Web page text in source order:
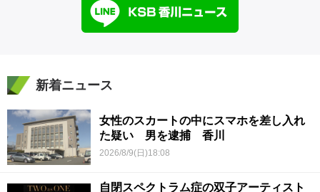
新着ニュース
女性のスカートの中にスマホを差し入れ
た疑い 男を逮捕 香川
2026/8/9(日)18:08
自閉スペクトラム症の双子アーティスト